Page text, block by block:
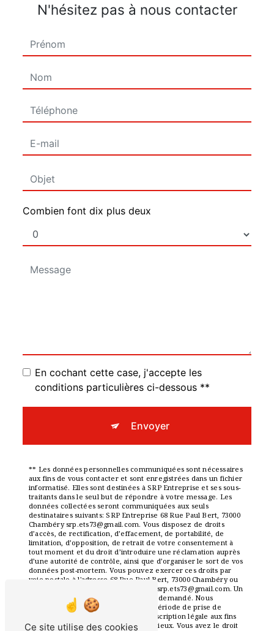
N'hésitez pas à nous contacter
Combien font dix plus deux
En cochant cette case, j'accepte les
conditions particulières ci-dessous **
Envoyer
** Les données personnelles communiquées sont nécessaires
aux fins de vous contacter et sont enregistrées dans un fichier
informatisé. Elles sont destinées à SRP Entreprise et ses sous-
traitants dans le seul but de répondre à votre message. Les
données collectées seront communiquées aux seuls
destinataires suivants: SRP Entreprise 68 Rue Paul Bert, 73000
Chambéry srp.ets73@gmail.com. Vous disposez de droits
d’accès, de rectification, d’effacement, de portabilité, de
limitation, d’opposition, de retrait de votre consentement à
tout moment et du droit d’introduire une réclamation auprès
d’une autorité de contrôle, ainsi que d’organiser le sort de vos
données post-mortem. Vous pouvez exercer ces droits par
voie postale à l'adresse 68 Rue Paul Bert, 73000 Chambéry ou
par courrier électronique à l'adresse srp.ets73@gmail.com. Un
justificatif d'identité pourra vous être demandé. Nous
conservons vos données pendant la période de prise de
contact puis pendant la durée de prescription légale aux fins
probatoires et de gestion des contentieux. Vous avez le droit
Ce site utilise des cookies